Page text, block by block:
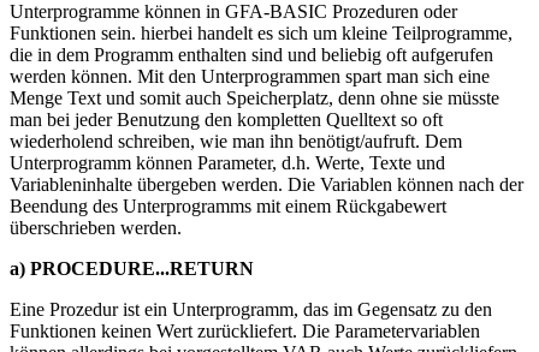
Unterprogramme können in GFA-BASIC Prozeduren oder
Funktionen sein. hierbei handelt es sich um kleine Teilprogramme,
die in dem Programm enthalten sind und beliebig oft aufgerufen
werden können. Mit den Unterprogrammen spart man sich eine
Menge Text und somit auch Speicherplatz, denn ohne sie müsste
man bei jeder Benutzung den kompletten Quelltext so oft
wiederholend schreiben, wie man ihn benötigt/aufruft. Dem
Unterprogramm können Parameter, d.h. Werte, Texte und
Variableninhalte übergeben werden. Die Variablen können nach der
Beendung des Unterprogramms mit einem Rückgabewert
überschrieben werden.
a) PROCEDURE...RETURN
Eine Prozedur ist ein Unterprogramm, das im Gegensatz zu den
Funktionen keinen Wert zurückliefert. Die Parametervariablen